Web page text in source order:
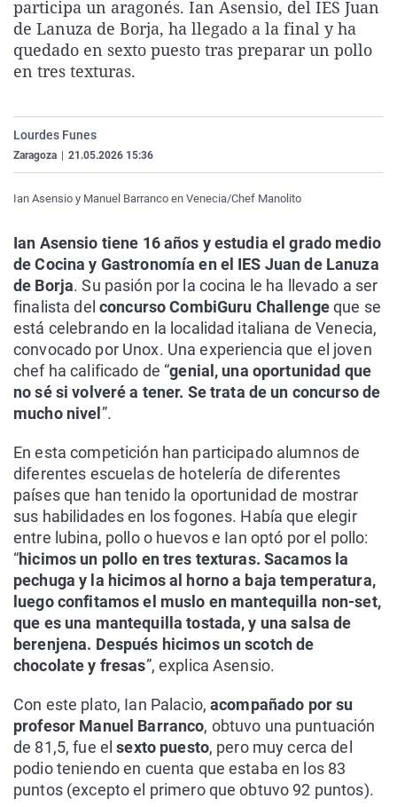
La rosa de los vientos
Gente viajera
Caso
Retornados
Extremadura
Galicia
Virales
Televisión
participa un aragonés. Ian Asensio, del IES Juan
de Lanuza de Borja, ha llegado a la final y ha
quedado en sexto puesto tras preparar un pollo
en tres texturas.
Lourdes Funes
Zaragoza 21.05.2026 15:36
Ian Asensio y Manuel Barranco en Venecia/Chef Manolito
Ian Asensio tiene 16 años y estudia el grado medio
de Cocina y Gastronomía en el IES Juan de Lanuza
de Borja. Su pasión por la cocina le ha llevado a ser
finalista del concurso CombiGuru Challengeque se
está celebrando en la localidad italiana de Venecia,
convocado por Unox. Una experiencia que el joven
chef ha calificado de “genial, una oportunidad que
no sé si volveré a tener. Se trata de un concurso de
mucho nivel ”.
En esta competición han participado alumnos de
diferentes escuelas de hotelería de diferentes
países que han tenido la oportunidad de mostrar
sus habilidades en los fogones. Había que elegir
entre lubina, pollo o huevos e Ian optó por el pollo:
“hicimos un pollo en tres texturas. Sacamos la
pechuga y la hicimos al horno a baja temperatura,
luego confitamos el muslo en mantequilla non-set,
que es una mantequilla tostada, y una salsa de
berenjena. Después hicimos un scotch de
chocolate y fresas”, explica Asensio.
Con este plato, Ian Palacio, acompañado por su
profesor Manuel Barranco, obtuvo una puntuación
de 81,5, fue elsexto puesto, pero muy cerca del
podio teniendo en cuenta que estaba en los 83
puntos (excepto el primero que obtuvo 92 puntos).